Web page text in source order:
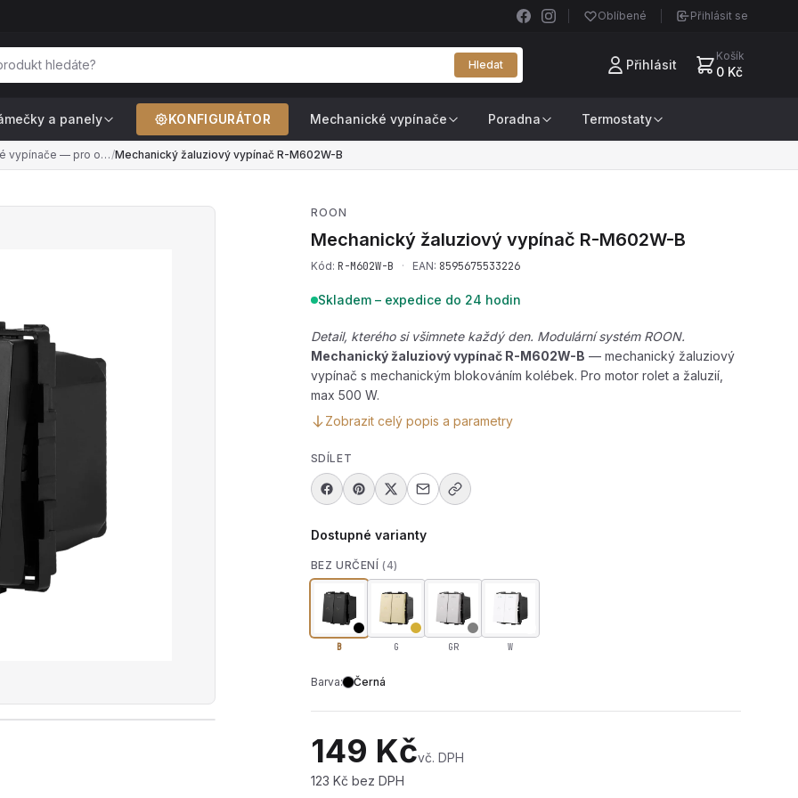
Oblíbené Přihlásit se
Hledat Přihlásit
Košík
0 Kč
a panely KONFIGURÁTOR Mechanické vypínače Poradna Termostaty
Žaluziové vypínače — pro ovládání motoru rolet a žaluzií/Mechanický žaluziový vypínač R-M602W-B
ROON
Mechanický žaluziový vypínač R-M602W-B
Kód: R-M602W-B · EAN: 8595675533226
Skladem – expedice do 24 hodin
Detail, kterého si všimnete každý den. Modulární systém ROON.
Mechanický žaluziový vypínač R-M602W-B — mechanický žaluziový
vypínač s mechanickým blokováním kolébek. Pro motor rolet a žaluzií,
max 500 W.
Zobrazit celý popis a parametry
SDÍLET
Dostupné varianty
BEZ URČENÍ(4)
B G GR W
Barva: Černá
149 Kčvč. DPH
123 Kč bez DPH